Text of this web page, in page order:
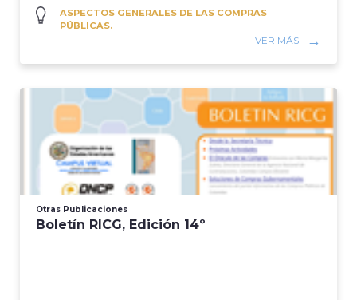
ASPECTOS GENERALES DE LAS COMPRAS
PÚBLICAS.
VER MÁS
Otras Publicaciones
Boletín RICG, Edición 14º